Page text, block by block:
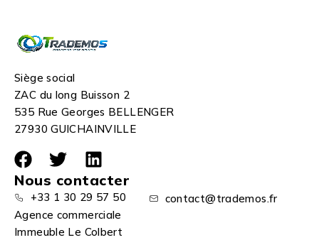
Siège social
ZAC du long Buisson 2
535 Rue Georges BELLENGER
27930 GUICHAINVILLE
Nous contacter
+33 1 30 29 57 50
contact@trademos.fr
Agence commerciale
Immeuble Le Colbert